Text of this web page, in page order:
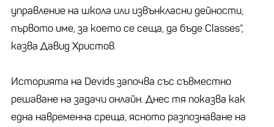
управление на школа или извънкласни дейности,
първото име, за което се сеща, да бъде Classes“,
казва Давид Христов.
Историята на Devids започва със съвместно
решаване на задачи онлайн. Днес тя показва как
една навременна среща, ясното разпознаване на